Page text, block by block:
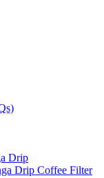
Drip
Drip Coffee Filter